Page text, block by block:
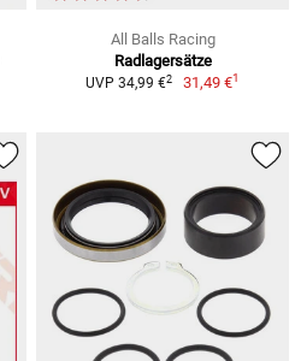
All Balls Racing
Radlagersätze
UVP 34,99 €2 31,49 €1